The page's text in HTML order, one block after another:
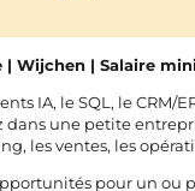
Wijchen | Salaire
IA, le SQL, le CRM/
une petite
les ventes, les
pour un ou